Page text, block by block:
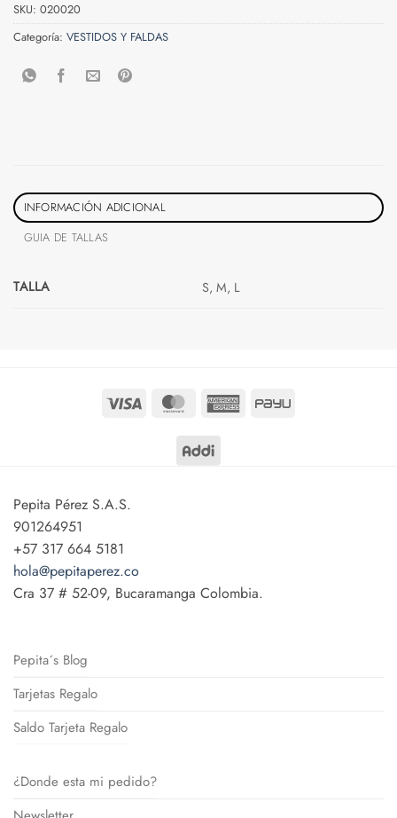
SKU: 020020
Categoría: VESTIDOS Y FALDAS
INFORMACIÓN ADICIONAL
GUIA DE TALLAS
TALLA S, M, L
Visa MasterCardAmericanPayU
Pepita Pérez S.A.S.
901264951
+57 317 664 5181
hola@pepitaperez.co
Cra 37 # 52-09, Bucaramanga Colombia.
Pepita´s Blog
Tarjetas Regalo
Saldo Tarjeta Regalo
¿Donde esta mi pedido?